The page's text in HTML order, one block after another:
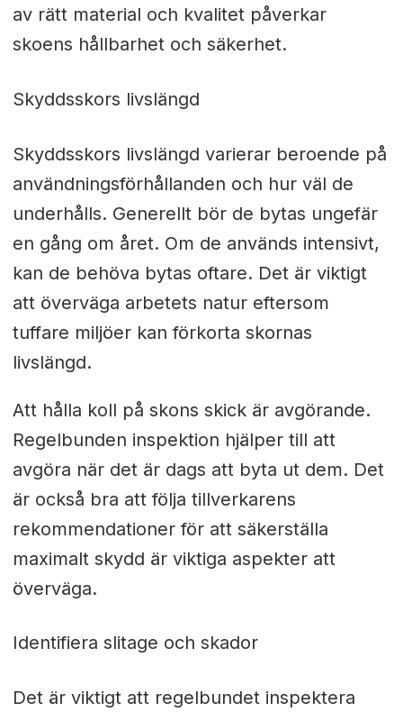
av rätt material och kvalitet påverkar
skoens hållbarhet och säkerhet.
Skyddsskors livslängd
Skyddsskors livslängd varierar beroende på
användningsförhållanden och hur väl de
underhålls. Generellt bör de bytas ungefär
en gång om året. Om de används intensivt,
kan de behöva bytas oftare. Det är viktigt
att överväga arbetets natur eftersom
tuffare miljöer kan förkorta skornas
livslängd.
Att hålla koll på skons skick är avgörande.
Regelbunden inspektion hjälper till att
avgöra när det är dags att byta ut dem. Det
är också bra att följa tillverkarens
rekommendationer för att säkerställa
maximalt skydd är viktiga aspekter att
överväga.
Identifiera slitage och skador
Det är viktigt att regelbundet inspektera